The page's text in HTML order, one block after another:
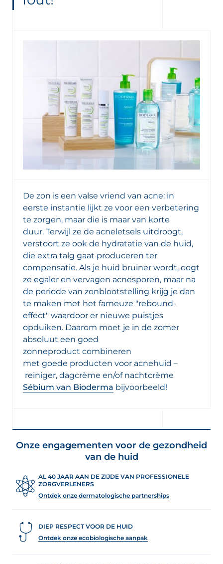
De zon is een valse vriend van acne: in
eerste instantie lijkt ze voor een verbetering
te zorgen, maar die is maar van korte
duur. Terwijl ze de acneletsels uitdroogt,
verstoort ze ook de hydratatie van de huid,
die extra talg gaat produceren ter
compensatie. Als je huid bruiner wordt, oogt
ze egaler en vervagen acnesporen, maar na
de periode van zonblootstelling krijg je dan
te maken met het fameuze "rebound-
effect" waardoor er nieuwe puistjes
opduiken. Daarom moet je in de zomer
absoluut een goed
zonneproduct combineren
met goede producten voor acnehuid –
reiniger, dagcrème en/of nachtcrème
Sébium van Bioderma bijvoorbeeld!
Onze engagementen voor de gezondheid
van de huid
AL 40 JAAR AAN DE ZIJDE VAN PROFESSIONELE
ZORGVERLENERS
Ontdek onze dermatologische partnerships
DIEP RESPECT VOOR DE HUID
Ontdek onze ecobiologische aanpak